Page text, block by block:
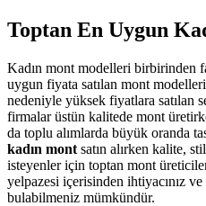
Toptan En Uygun
Kadın mont modelleri birbirinden
uygun fiyata satılan mont
nedeniyle yüksek fiyatlara satılan
firmalar üstün kalitede mont
da toplu alımlarda büyük oranda
kadın mont satın alırken kalite,
isteyenler için toptan mont
yelpazesi içerisinden ihtiyacınız
bulabilmeniz mümkündür.